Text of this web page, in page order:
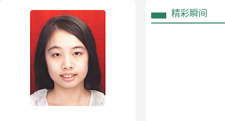
精彩瞬间